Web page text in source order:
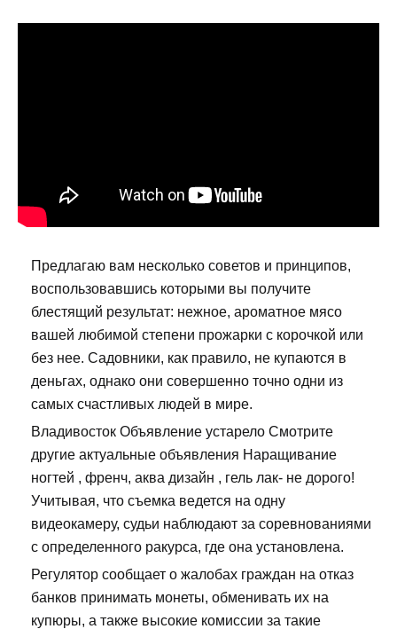
Предлагаю вам несколько советов и принципов,
воспользовавшись которыми вы получите
блестящий результат: нежное, ароматное мясо
вашей любимой степени прожарки с корочкой или
без нее. Садовники, как правило, не купаются в
деньгах, однако они совершенно точно одни из
самых счастливых людей в мире.
Владивосток Объявление устарело Смотрите
другие актуальные объявления Наращивание
ногтей , френч, аква дизайн , гель лак- не дорого!
Учитывая, что съемка ведется на одну
видеокамеру, судьи наблюдают за соревнованиями
с определенного ракурса, где она установлена.
Регулятор сообщает о жалобах граждан на отказ
банков принимать монеты, обменивать их на
купюры, а также высокие комиссии за такие